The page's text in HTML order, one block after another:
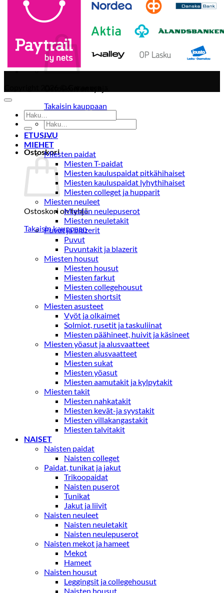
Takaisin kauppaan
Etsi:
Ostoskori
Ostoskori on tyhjä.
Takaisin kauppaan
Etsi:
ETUSIVU
MIEHET
Miesten paidat
Miesten T-paidat
Miesten kauluspaidat pitkähihaiset
Miesten kauluspaidat lyhythihaiset
Miesten colleget ja hupparit
Miesten neuleet
Miesten neulepuserot
Miesten neuletakit
Puvut ja blazerit
Puvut
Puvuntakit ja blazerit
Miesten housut
Miesten housut
Miesten farkut
Miesten collegehousut
Miesten shortsit
Miesten asusteet
Vyöt ja olkaimet
Solmiot, rusetit ja taskuliinat
Miesten päähineet, huivit ja käsineet
Miesten yöasut ja alusvaatteet
Miesten alusvaatteet
Miesten sukat
Miesten yöasut
Miesten aamutakit ja kylpytakit
Miesten takit
Miesten nahkatakit
Miesten kevät-ja syystakit
Miesten villakangastakit
Miesten talvitakit
NAISET
Naisten paidat
Naisten colleget
Paidat, tunikat ja jakut
Trikoopaidat
Naisten puserot
Tunikat
Jakut ja liivit
Naisten neuleet
Naisten neuletakit
Naisten neulepuserot
Naisten mekot ja hameet
Mekot
Hameet
Naisten housut
Leggingsit ja collegehousut
Naisten housut